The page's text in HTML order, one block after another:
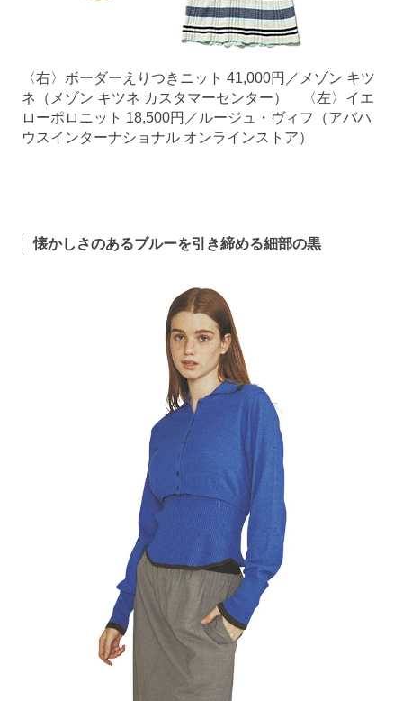
〈右〉ボーダーえりつきニット 41,000円／メゾン キツ
ネ（メゾン キツネ カスタマーセンター） 〈左〉イエ
ローポロニット 18,500円／ルージュ・ヴィフ（アバハ
ウスインターナショナル オンラインストア）
懐かしさのあるブルーを引き締める細部の黒